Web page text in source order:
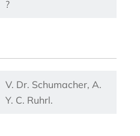
?
V. Dr. Schumacher, A.
Y. C. Ruhrl.